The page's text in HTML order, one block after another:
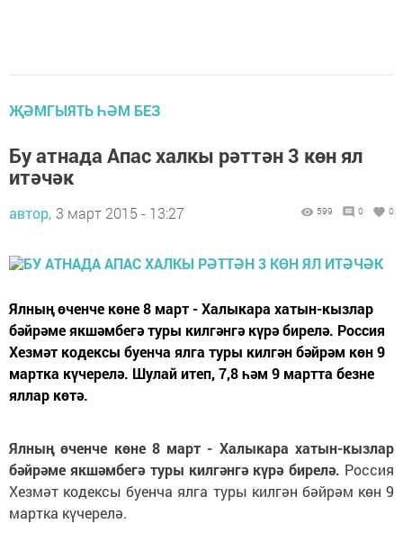
ҖӘМГЫЯТЬ ҺӘМ БЕЗ
Бу атнада Апас халкы рәттән 3 көн ял
итәчәк
автор, 3 март 2015 - 13:27 599 0 0
Ялның өченче көне 8 март - Халыкара хатын-кызлар
бәйрәме якшәмбегә туры килгәнгә күрә бирелә. Россия
Хезмәт кодексы буенча ялга туры килгән бәйрәм көн 9
мартка күчерелә. Шулай итеп, 7,8 һәм 9 мартта безне
яллар көтә.
Ялның өченче көне 8 март - Халыкара хатын-кызлар
бәйрәме якшәмбегә туры килгәнгә күрә бирелә. Россия
Хезмәт кодексы буенча ялга туры килгән бәйрәм көн 9
мартка күчерелә.